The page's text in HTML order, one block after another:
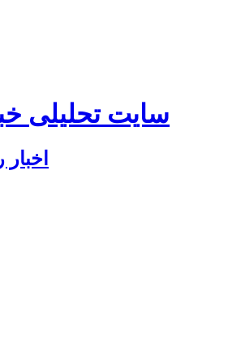
سایت تحلیلی
نانوایی های